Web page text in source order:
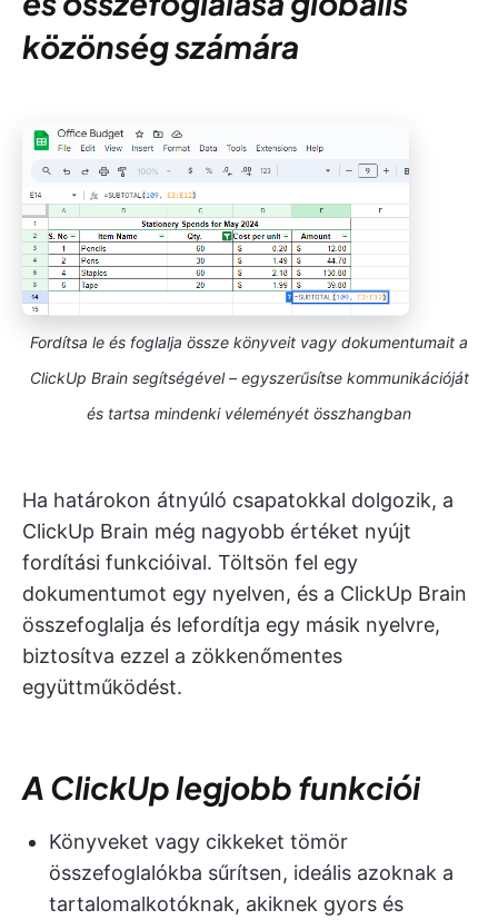
közönség számára
Fordítsa le és foglalja össze könyveit vagy dokumentumait a
ClickUp Brain segítségével – egyszerűsítse kommunikációját
és tartsa mindenki véleményét összhangban
Ha határokon átnyúló csapatokkal dolgozik, a
ClickUp Brain még nagyobb értéket nyújt
fordítási funkcióival. Töltsön fel egy
dokumentumot egy nyelven, és a ClickUp Brain
összefoglalja és lefordítja egy másik nyelvre,
biztosítva ezzel a zökkenőmentes
együttműködést.
A ClickUp legjobb funkciói
Könyveket vagy cikkeket tömör
összefoglalókba sűrítsen, ideális azoknak a
tartalomalkotóknak, akiknek gyors és